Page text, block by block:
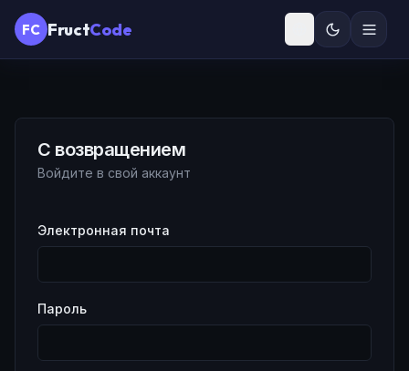
FC FructCode
С возвращением
Войдите в свой аккаунт
Электронная почта
Пароль